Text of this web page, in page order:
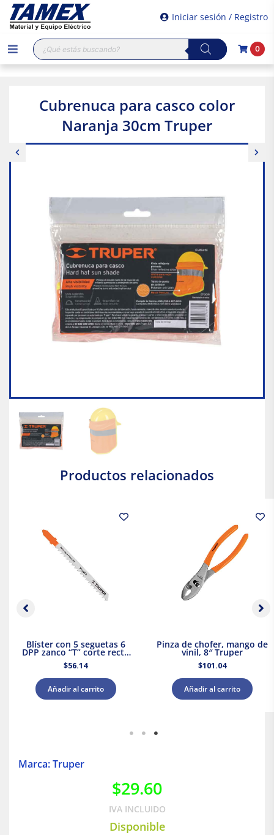
Iniciar sesión / Registro
Búsqueda
de
productos
0
Cubrenuca para casco color
Naranja 30cm Truper
Productos relacionados
Blíster con 5 seguetas 6
DPP zanco “T” corte recto
madera Truper
$56.14
Añadir al carrito
Pinza de chofer, mango de
vinil, 8″ Truper
$101.04
Añadir al carrito
Marca: Truper
$29.60
IVA INCLUIDO
Disponible